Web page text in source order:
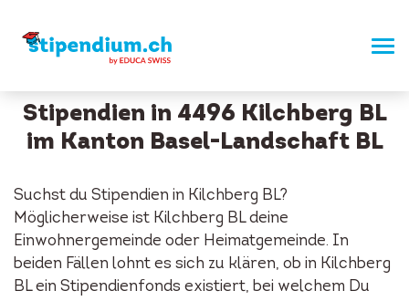
Stipendien in 4496 Kilchberg BL
im Kanton Basel-Landschaft BL
Suchst du Stipendien in Kilchberg BL?
Möglicherweise ist Kilchberg BL deine
Einwohnergemeinde oder Heimatgemeinde. In
beiden Fällen lohnt es sich zu klären, ob in Kilchberg
BL ein Stipendienfonds existiert, bei welchem Du